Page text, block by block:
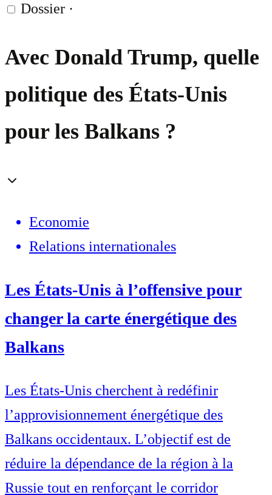
Dossier ·
Avec Donald Trump, quelle
politique des États-Unis
pour les Balkans ?
Economie
Relations internationales
Les États-Unis à l’offensive pour
changer la carte énergétique des
Balkans
Les États-Unis cherchent à redéfinir
l’approvisionnement énergétique des
Balkans occidentaux. L’objectif est de
réduire la dépendance de la région à la
Russie tout en renforçant le corridor